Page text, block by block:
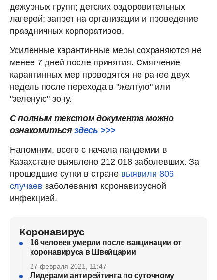
дежурных групп; детских оздоровительных
лагерей; запрет на организации и проведение
праздничных корпоративов.
Усиленные карантинные меры сохраняются не
менее 7 дней после принятия. Смягчение
карантинных мер проводятся не ранее двух
недель после перехода в "желтую" или
"зеленую" зону.
С полным текстом документа можно
ознакомитьсяздесь >>>
Напомним, всего с начала пандемии в
Казахстане выявлено 212 018 заболевших. За
прошедшие сутки в стране выявили 806
случаев заболевания коронавирусной
инфекцией.
Коронавирус
16 человек умерли после вакцинации от
коронавируса в Швейцарии
27 февраля 2021, 11:47
Лидерами антирейтинга по суточному